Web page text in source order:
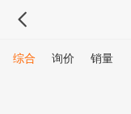
综合 询价 销量